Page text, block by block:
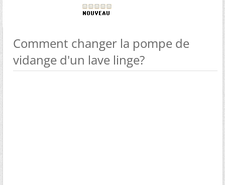
Comment changer la pompe de
vidange d'un lave linge?